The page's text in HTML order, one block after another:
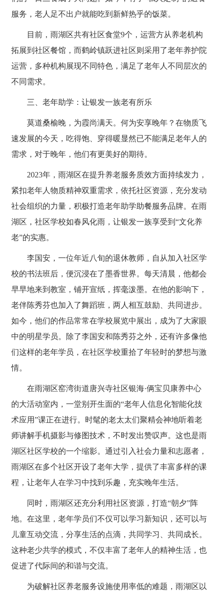
服务，老人足不出户就能吃到新鲜热乎的饭菜。
目前，雨湖区共有社区食堂9个，运营方从养老机构
拓展到社区餐馆，而鹤岭镇跃进社区则采用了老年养护院
运营，多种机构展现不同特色，满足了老年人不同层次的
不同需求。
三、老年助学：让银发一族老有所乐
莫道桑榆晚，为霞尚满天。何为安享晚年？在物质飞
速发展的今天，吃得饱、穿得暖显然已不能满足老年人的
需求，对于晚年，他们有更美好的期待。
2023年，雨湖区在提升养老服务质效方面持续发力，
紧扣老年人物质精神双重需求，依托社区资源，充分发动
社会组织的力量，积极打造老年助学助餐服务品牌。在雨
湖区，社区学校如春风化雨，让银发一族享受到“文化养
老”的实惠。
李国安，一位年近八旬的退休教师，自从加入社区学
校的书法班后，便沉浸在了墨香世界。每天清晨，他都会
早早地来到教室，铺开宣纸，挥毫泼墨。在他的影响下，
老伴陈秀芬也加入了舞蹈班，两人相互鼓励、共同进步。
如今，他们的作品常常在学校展览中展出，成为了大家眼
中的明星学员。除了李国安和陈秀芬之外，还有许多像他
们这样的老年学员，在社区学校重拾了年轻时的梦想与激
情。
在雨湖区窑湾街道唐兴寺社区银海·俩宝贝康养中心
的大活动室内，一堂别开生面的“老年人信息化智能化技
术应用”课正在进行。时髦的老太太们聚精会神地听着老
师讲解手机摄影与修图技术，不时发出赞叹声。这也是雨
湖区社区学校的一个缩影。通过引入社会力量和志愿者，
雨湖区在多个社区开设了老年大学，提供了丰富多样的课
程，让老年人在学习中找到乐趣，充实晚年生活。
同时，雨湖区还充分利用社区资源，打造“朝夕”阵
地。在这里，老年学员们不仅可以学习新知识，还可以与
儿童互动交流，分享生活的点滴，共同学习、共同成长。
这种老少共学的模式，不仅丰富了老年人的精神生活，也
促进了代际间的和谐与交流。
为破解社区养老服务设施使用率低的难题，雨湖区以